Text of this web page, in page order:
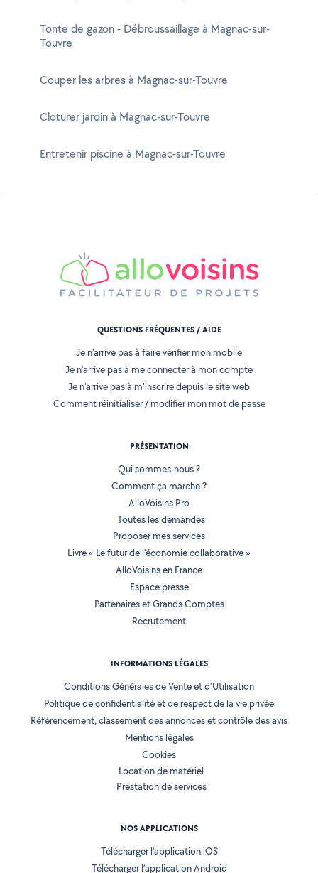
Tonte de gazon - Débroussaillage à Magnac-sur-
Touvre
Couper les arbres à Magnac-sur-Touvre
Cloturer jardin à Magnac-sur-Touvre
Entretenir piscine à Magnac-sur-Touvre
QUESTIONS FRÉQUENTES / AIDE
Je n'arrive pas à faire vérifier mon mobile
Je n'arrive pas à me connecter à mon compte
Je n'arrive pas à m'inscrire depuis le site web
Comment réinitialiser / modifier mon mot de passe
PRÉSENTATION
Qui sommes-nous ?
Comment ça marche ?
AlloVoisins Pro
Toutes les demandes
Proposer mes services
Livre « Le futur de l'économie collaborative »
AlloVoisins en France
Espace presse
Partenaires et Grands Comptes
Recrutement
INFORMATIONS LÉGALES
Conditions Générales de Vente et d'Utilisation
Politique de confidentialité et de respect de la vie privée
Référencement, classement des annonces et contrôle des avis
Mentions légales
Cookies
Location de matériel
Prestation de services
NOS APPLICATIONS
Télécharger l’application iOS
Télécharger l’application Android